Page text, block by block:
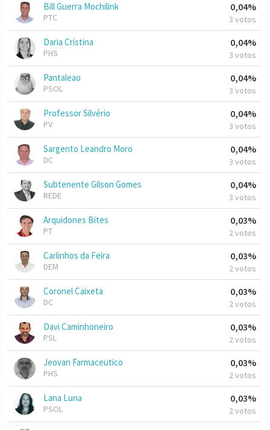
Bill Guerra Mochilink
PTC
0,04%
3 votos
Daria Cristina
PHS
0,04%
3 votos
Pantaleao
PSOL
0,04%
3 votos
Professor Silvério
PV
0,04%
3 votos
Sargento Leandro Moro
DC
0,04%
3 votos
Subtenente Gilson Gomes
REDE
0,04%
3 votos
Arquidones Bites
PT
0,03%
2 votos
Carlinhos da Feira
DEM
0,03%
2 votos
Coronel Caixeta
DC
0,03%
2 votos
Davi Caminhoneiro
PSL
0,03%
2 votos
Jeovan Farmaceutico
PHS
0,03%
2 votos
Lana Luna
PSOL
0,03%
2 votos